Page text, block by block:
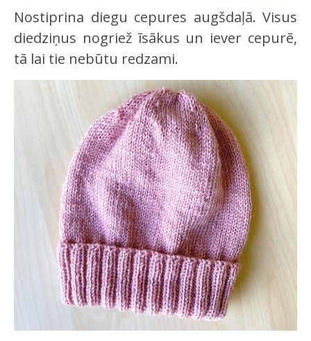
Nostiprina diegu cepures augšdaļā. Visus
diedziņus nogriež īsākus un iever cepurē,
tā lai tie nebūtu redzami.